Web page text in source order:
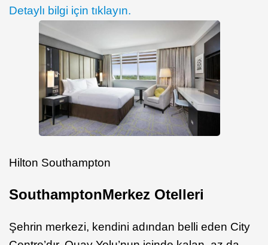
Detaylı bilgi için tıklayın.
Hilton Southampton
SouthamptonMerkez Otelleri
Şehrin merkezi, kendini adından belli eden City